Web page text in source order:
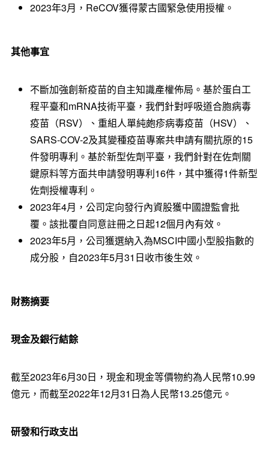
2023年3月，ReCOV獲得蒙古國緊急使用授權。
其他事宜
不斷加強創新疫苗的自主知識產權佈局。基於蛋白工
程平臺和mRNA技術平臺，我們針對呼吸道合胞病毒
疫苗（RSV）、重組人單純皰疹病毒疫苗（HSV）、
SARS-COV-2及其變種疫苗專案共申請有關抗原的15
件發明專利。基於新型佐劑平臺，我們針對在佐劑關
鍵原料等方面共申請發明專利16件，其中獲得1件新型
佐劑授權專利。
2023年4月，公司定向發行內資股獲中國證監會批
覆。該批覆自同意註冊之日起12個月內有效。
2023年5月，公司獲選納入為MSCI中國小型股指數的
成分股，自2023年5月31日收市後生效。
財務摘要
現金及銀行結餘
截至2023年6月30日，現金和現金等價物約為人民幣10.99
億元，而截至2022年12月31日為人民幣13.25億元。
研發和行政支出